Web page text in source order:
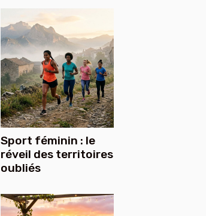
Sport féminin : le
réveil des territoires
oubliés